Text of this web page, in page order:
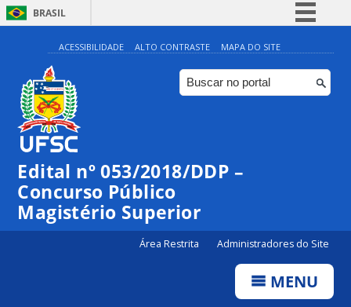
BRASIL
Simplifique!
Comunica BR
Participe
Canais
ACESSIBILIDADE ALTO CONTRASTE MAPA DO SITE
Edital nº 053/2018/DDP –
Concurso Público
Magistério Superior
Área Restrita Administradores do Site
MENU